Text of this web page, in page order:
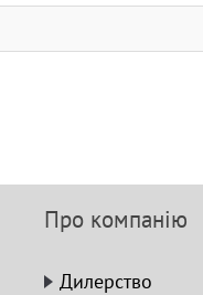
Про компанію
Дилерство